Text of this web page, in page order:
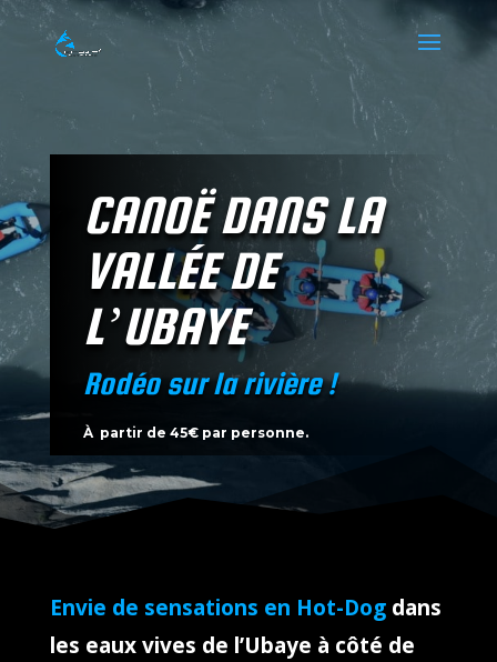
CANOË DANS LA
VALLÉE DE
L’UBAYE
Rodéo sur la rivière !
À partir de 45€ par personne.
Envie de sensations en Hot-Dogdans
les eaux vives de l’Ubaye à côté de